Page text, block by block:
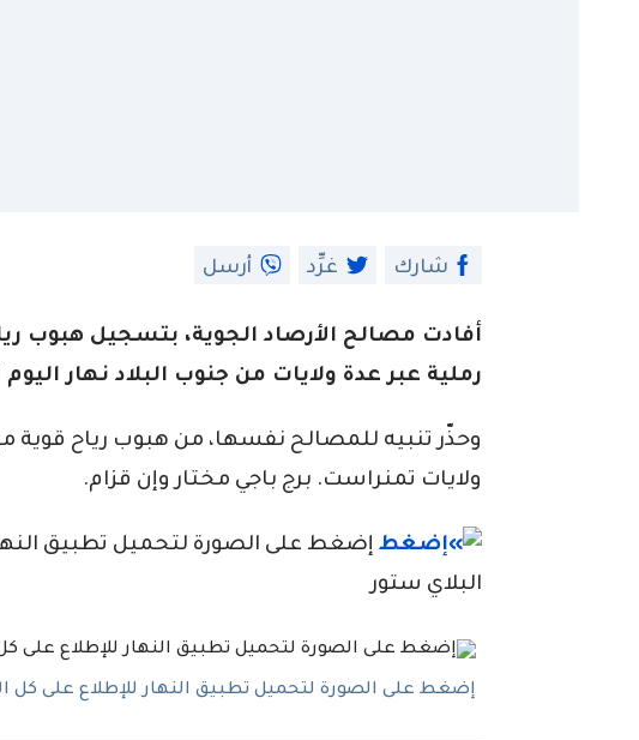
شارك غرِّد أرسل
أفادت مصالح الأرصاد الجوية، بتسجيل هبوب
رملية عبر عدة ولايات من جنوب البلاد نهار اليوم
وحذّر تنبيه للمصالح نفسها، من هبوب رياح قوية
ولايات تمنراست. برج باجي مختار وإن قزام.
إضغط على الصورة لتحميل تطبيق
البلاي ستور
إضغط على الصورة لتحميل تطبيق النهار للإطلاع على كل